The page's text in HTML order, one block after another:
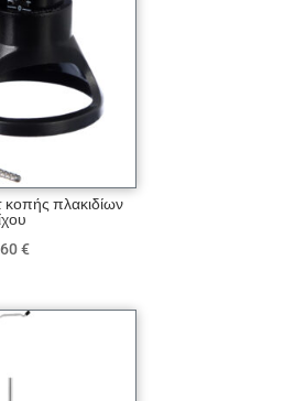
κοπής πλακιδίων
€